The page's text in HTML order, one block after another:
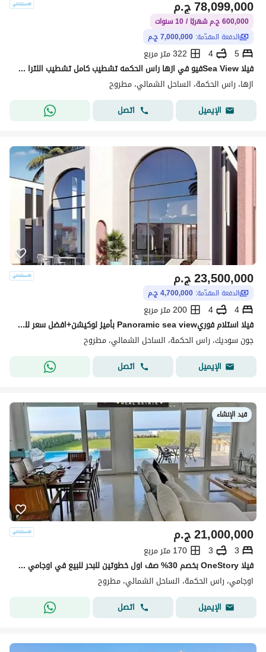
ج.م78,099,000
600,000 ج.م شهريًا / 10 سنوات
الدفعة المقدّمة: 7,000,000 ج.م
5
4
322 متر مربع
فيلا Sea Viewفيو في ازها راس الحكمه تشطيب كامل تشطيب اللترا سوبر لوكس بالتكيفات ووحدات المطبخ بمقدم 7 مليون وتقسيط باقي المبلغ
ازها، راس الحكمة، الساحل الشمالي، مطروح
الإيميل
اتصل
ج.م23,500,000
الدفعة المقدّمة: 4,700,000 ج.م
4
4
200 متر مربع
فيلا استلام فوريPanoramic sea view بأميز لوكيشن+افضل سعر للبيع في جون سوديك June sodic الساحل الشمالي راس الحكمه بجوار فوكا باى وماونتن فيو وLavista
جون سوديك، راس الحكمة، الساحل الشمالي، مطروح
الإيميل
اتصل
قيد الإنشاء
ج.م21,000,000
3
3
170 متر مربع
فيلا OneStory بخصم 30% صف اول خطوتين للبحر للبيع في اوجامي سوديك ogami sodic north coast راس الحكمه بجوار فوكا باى وماونتن فيو ولافيستا
اوجامي، راس الحكمة، الساحل الشمالي، مطروح
الإيميل
اتصل